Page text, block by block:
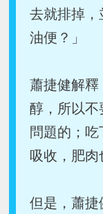
去就排掉
油便？」
蕭捷健解
醇，所以不
問題的；
吸收，肥肉
但是，蕭